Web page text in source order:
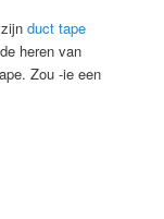
zijnduct tape
heren van
Zou -ie een